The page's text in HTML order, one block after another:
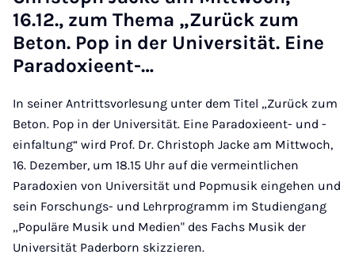
16.12., zum Thema „Zurück zum
Beton. Pop in der Uni­versität. Eine
Para­dox­ieent-…
In seiner Antrittsvorlesung unter dem Titel „Zurück zum
Beton. Pop in der Universität. Eine Paradoxieent- und -
einfaltung“ wird Prof. Dr. Christoph Jacke am Mittwoch,
16. Dezember, um 18.15 Uhr auf die vermeintlichen
Paradoxien von Universität und Popmusik eingehen und
sein Forschungs- und Lehrprogramm im Studiengang
„Populäre Musik und Medien" des Fachs Musik der
Universität Paderborn skizzieren.